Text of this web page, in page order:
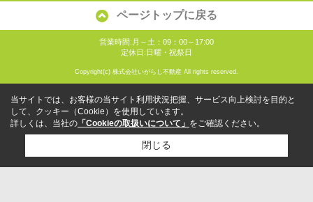
ページトップに戻る
営業時間:月～土：09：00～17:00
定休日:日曜・祝祭日
Copyright(c) 株式会社いがらし不動産 All rights reserved.
当サイトでは、お客様の当サイト利用状況把握、サービス向上検討を目的と
して、クッキー（Cookie）を使用しています。
詳しくは、当社の 「Cookieの取扱いについて」 をご確認ください。
閉じる